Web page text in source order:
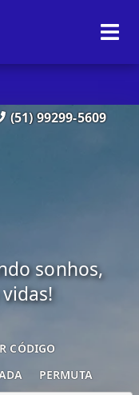
(51) 99299-5609
sonhos,
PERMUTA
CÓDIGO